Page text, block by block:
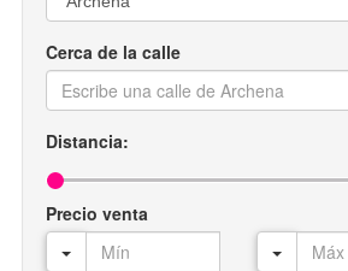
Cerca de la calle
Distancia:
Precio venta